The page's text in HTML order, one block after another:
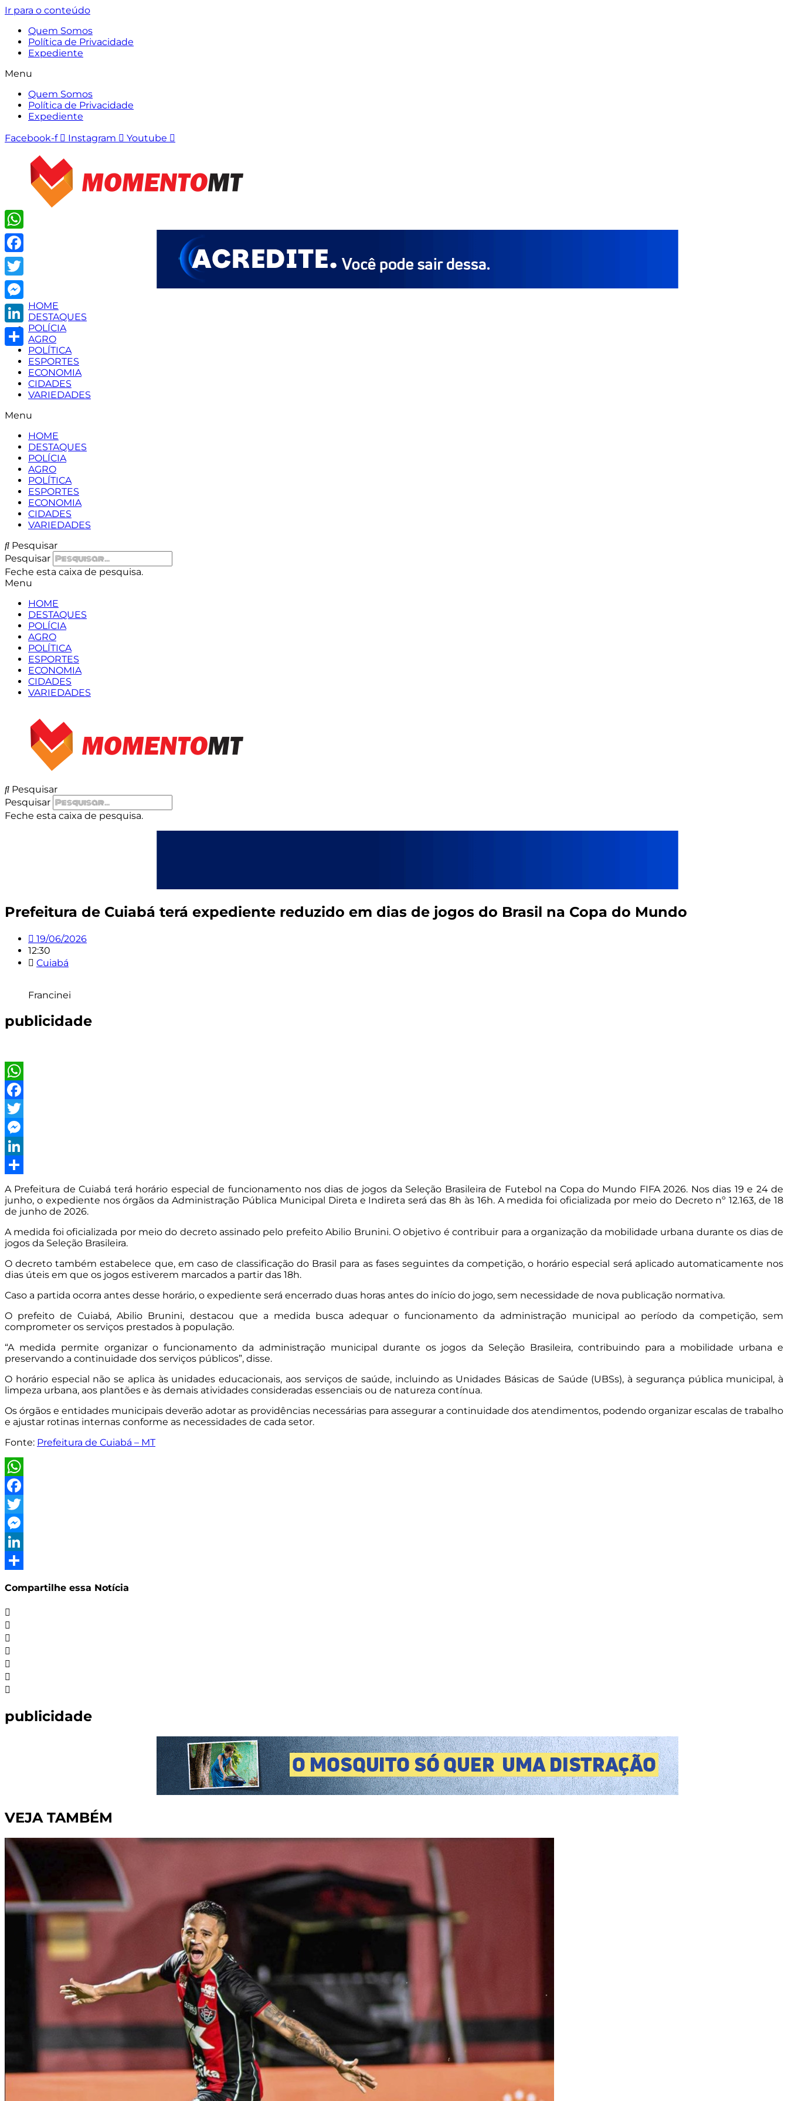
Ir para o conteúdo
Quem Somos
Política de Privacidade
Expediente
Menu
Quem Somos
Política de Privacidade
Expediente
Facebook-f
Instagram Youtube
HOME
DESTAQUES
POLÍCIA
AGRO
POLÍTICA
ESPORTES
ECONOMIA
CIDADES
VARIEDADES
Menu
HOME
DESTAQUES
POLÍCIA
AGRO
POLÍTICA
ESPORTES
ECONOMIA
CIDADES
VARIEDADES
Pesquisar
Pesquisar
Feche esta caixa de pesquisa.
Menu
HOME
DESTAQUES
POLÍCIA
AGRO
POLÍTICA
ESPORTES
ECONOMIA
CIDADES
VARIEDADES
Pesquisar
Pesquisar
Feche esta caixa de pesquisa.
Prefeitura de Cuiabá terá expediente reduzido em dias de jogos do Brasil na Copa do Mundo
19/06/2026
12:30
Cuiabá
Francinei
publicidade
WhatsApp
Facebook
Twitter
Messenger
LinkedIn
Share
A Prefeitura de Cuiabá terá horário especial de funcionamento nos dias de jogos da Seleção Brasileira de Futebol na Copa do Mundo FIFA 2026. Nos dias 19 e 24 de
junho, o expediente nos órgãos da Administração Pública Municipal Direta e Indireta será das 8h às 16h. A medida foi oficializada por meio do Decreto nº 12.163, de 18
de junho de 2026.
A medida foi oficializada por meio do decreto assinado pelo prefeito Abilio Brunini. O objetivo é contribuir para a organização da mobilidade urbana durante os dias de
jogos da Seleção Brasileira.
O decreto também estabelece que, em caso de classificação do Brasil para as fases seguintes da competição, o horário especial será aplicado automaticamente nos
dias úteis em que os jogos estiverem marcados a partir das 18h.
Caso a partida ocorra antes desse horário, o expediente será encerrado duas horas antes do início do jogo, sem necessidade de nova publicação normativa.
O prefeito de Cuiabá, Abilio Brunini, destacou que a medida busca adequar o funcionamento da administração municipal ao período da competição, sem
comprometer os serviços prestados à população.
“A medida permite organizar o funcionamento da administração municipal durante os jogos da Seleção Brasileira, contribuindo para a mobilidade urbana e
preservando a continuidade dos serviços públicos”, disse.
O horário especial não se aplica às unidades educacionais, aos serviços de saúde, incluindo as Unidades Básicas de Saúde (UBSs), à segurança pública municipal, à
limpeza urbana, aos plantões e às demais atividades consideradas essenciais ou de natureza contínua.
Os órgãos e entidades municipais deverão adotar as providências necessárias para assegurar a continuidade dos atendimentos, podendo organizar escalas de trabalho
e ajustar rotinas internas conforme as necessidades de cada setor.
Fonte: Prefeitura de Cuiabá – MT
WhatsApp
Facebook
Twitter
Messenger
LinkedIn
Compartilhe essa Notícia
publicidade
VEJA TAMBÉM
WhatsApp
Facebook
Twitter
Messenger
LinkedIn
Share